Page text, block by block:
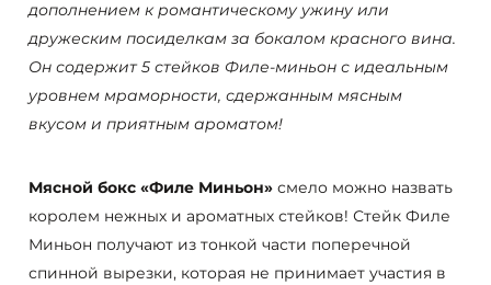
дополнением к романтическому ужину или
дружеским посиделкам за бокалом красного вина.
Он содержит 5 стейков Филе-миньон с идеальным
уровнем мраморности, сдержанным мясным
вкусом и приятным ароматом!
Мясной бокс «Филе Миньон» смело можно назвать
королем нежных и ароматных стейков! Стейк Филе
Миньон получают из тонкой части поперечной
спинной вырезки, которая не принимает участия в